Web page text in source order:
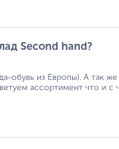
Second hand?
обувь из Европы). А так
ассортимент что и с